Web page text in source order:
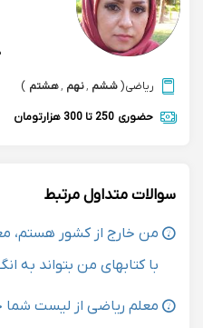
ریاضی(ششم ,نهم ,هشتم )
حضوری 250 تا 300 هزارتومان
سوالات متداول مرتبط
من خارج از کشور هستم،
با کتابهای من بتواند به
معلم ریاضی از لیست شما